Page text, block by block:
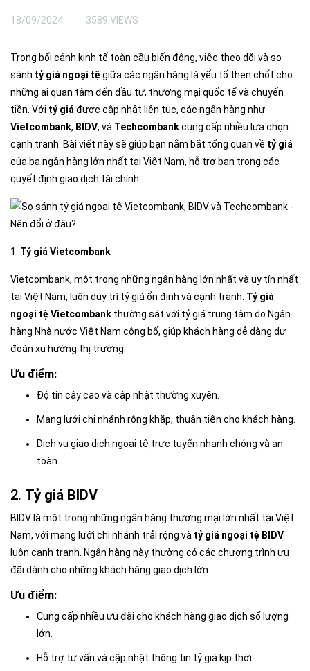
18/09/2024 3589 VIEWS
Trong bối cảnh kinh tế toàn cầu biến động, việc theo dõi và so
sánh tỷ giá ngoại tệ giữa các ngân hàng là yếu tố then chốt cho
những ai quan tâm đến đầu tư, thương mại quốc tế và chuyển
tiền. Với tỷ giá được cập nhật liên tục, các ngân hàng như
Vietcombank, BIDV, và Techcombankcung cấp nhiều lựa chọn
cạnh tranh. Bài viết này sẽ giúp bạn nắm bắt tổng quan về tỷ giá
của ba ngân hàng lớn nhất tại Việt Nam, hỗ trợ bạn trong các
quyết định giao dịch tài chính.
1. Tỷ giá Vietcombank
Vietcombank, một trong những ngân hàng lớn nhất và uy tín nhất
tại Việt Nam, luôn duy trì tỷ giá ổn định và cạnh tranh. Tỷ giá
ngoại tệ Vietcombank thường sát với tỷ giá trung tâm do Ngân
hàng Nhà nước Việt Nam công bố, giúp khách hàng dễ dàng dự
đoán xu hướng thị trường.
Ưu điểm:
Độ tin cậy cao và cập nhật thường xuyên.
Mạng lưới chi nhánh rộng khắp, thuận tiện cho khách hàng.
Dịch vụ giao dịch ngoại tệ trực tuyến nhanh chóng và an
toàn.
2. Tỷ giá BIDV
BIDV là một trong những ngân hàng thương mại lớn nhất tại Việt
Nam, với mạng lưới chi nhánh trải rộng và tỷ giá ngoại tệ BIDV
luôn cạnh tranh. Ngân hàng này thường có các chương trình ưu
đãi dành cho những khách hàng giao dịch lớn.
Ưu điểm:
Cung cấp nhiều ưu đãi cho khách hàng giao dịch số lượng
lớn.
Hỗ trợ tư vấn và cập nhật thông tin tỷ giá kịp thời.